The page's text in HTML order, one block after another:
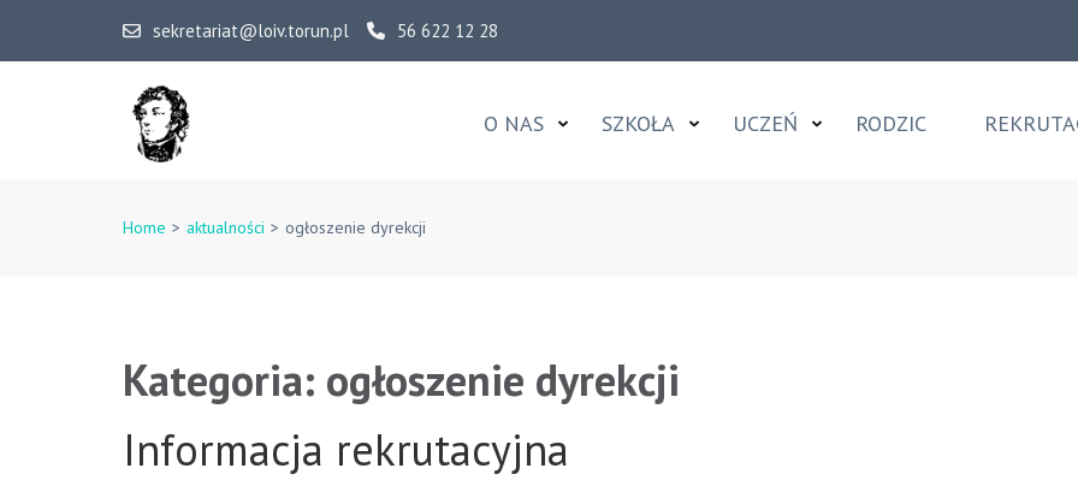
sekretariat@loiv.torun.pl 56 622 12 28
O NAS SZKOŁA UCZEŃ RODZIC
Home > aktualności > ogłoszenie dyrekcji
Kategoria: ogłoszenie dyrekcji
Informacja rekrutacyjna